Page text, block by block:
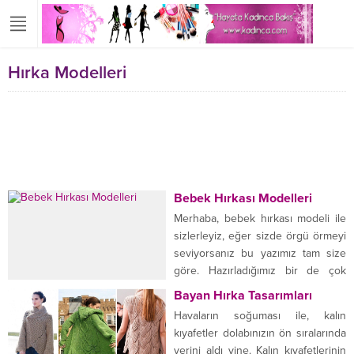
Hırka Modelleri
Bebek Hırkası Modelleri
Merhaba, bebek hırkası modeli ile
sizlerleyiz, eğer sizde örgü örmeyi
seviyorsanız bu yazımız tam size
göre. Hazırladığımız bir de çok
güzel bir galerimiz var sizler için,
galerimizde ilk sırada yer alan
küçük prenseslerimiz için yapılmış
hırkayı çok beğeneceksiniz. İkinci
Bayan Hırka Tasarımları
Havaların soğuması ile, kalın
kıyafetler dolabınızın ön sıralarında
yerini aldı yine. Kalın kıyafetlerinin